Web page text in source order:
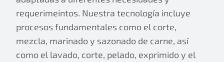
requerimeintos. Nuestra tecnología incluye
procesos fundamentales como el corte,
mezcla, marinado y sazonado de carne, así
como el lavado, corte, pelado, exprimido y el